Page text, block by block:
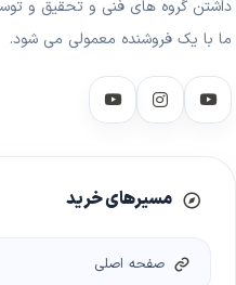
داشتن گروه های فنی و تحقیق و
ما با یک فروشنده معمولی می شود.
مسیرهای خرید
صفحه اصلی